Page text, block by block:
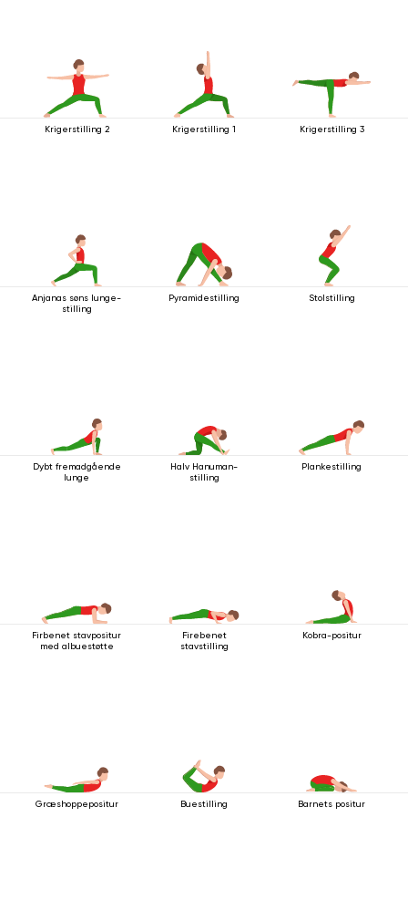
Krigerstilling 2 Krigerstilling 1 Krigerstilling 3
Anjanas søns lunge-
stilling
Pyramidestilling Stolstilling
Dybt fremadgående
lunge
Halv Hanuman-
stilling
Plankestilling
Firbenet stavpositur
med albuestøtte
Firebenet
stavstilling
Kobra-positur
Græshoppepositur Buestilling Barnets positur